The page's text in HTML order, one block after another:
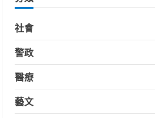
社會
警政
醫療
藝文